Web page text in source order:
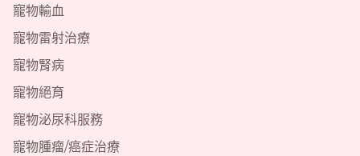
寵物輸血
寵物雷射治療
寵物腎病
寵物絕育
寵物泌尿科服務
寵物腫瘤/癌症治療